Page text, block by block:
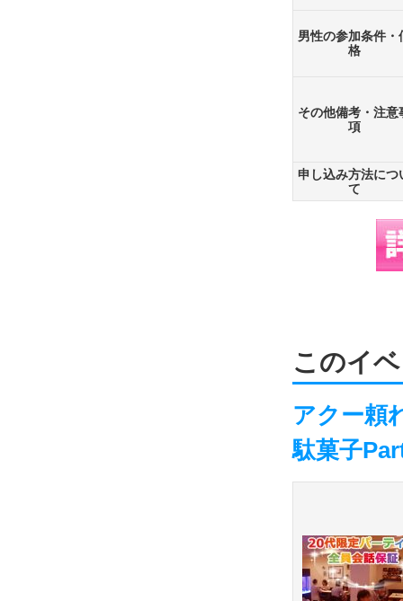
男性の参加条件・
格
その他備考・注意
項
申し込み方法につ
て
このイ
アクー頼
駄菓子